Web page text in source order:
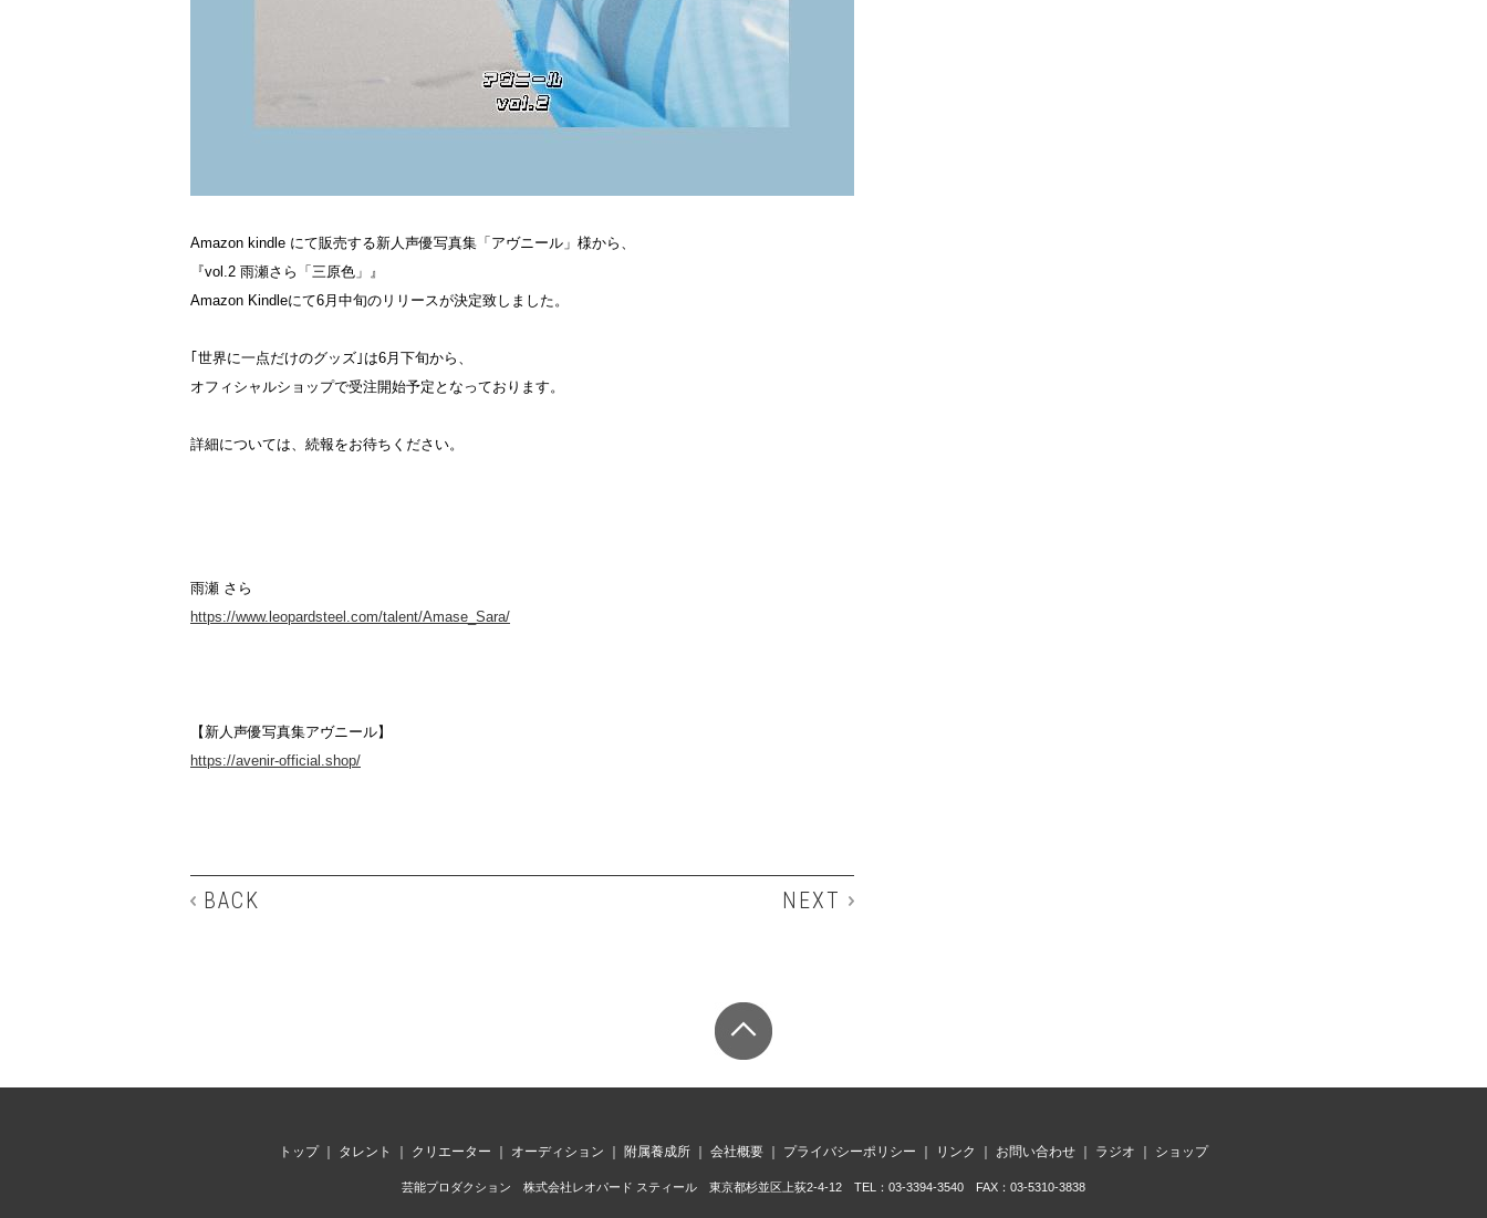
Amazon kindle にて販売する新人声優写真集「アヴニール」様から、
『vol.2 雨瀬さら「三原色」』
Amazon Kindleにて6月中旬のリリースが決定致しました。
｢世界に一点だけのグッズ｣は6月下旬から、
オフィシャルショップで受注開始予定となっております。
詳細については、続報をお待ちください。
雨瀬 さら
https://www.leopardsteel.com/talent/Amase_Sara/
【新人声優写真集アヴニール】
https://avenir-official.shop/
NEXT
BACK
トップ｜ タレント クリエーター オーディション 附属養成所 会社概要 プライバシーポリシー リンク お問い合わせ ラジオ ショップ
芸能プロダクション 株式会社レオパード スティール 東京都杉並区上荻2-4-12 TEL：03-3394-3540 FAX：03-5310-3838